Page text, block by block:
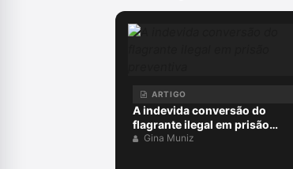
ARTIGO
A indevida conversão do
flagrante ilegal em prisão
preventiva
Gina Muniz